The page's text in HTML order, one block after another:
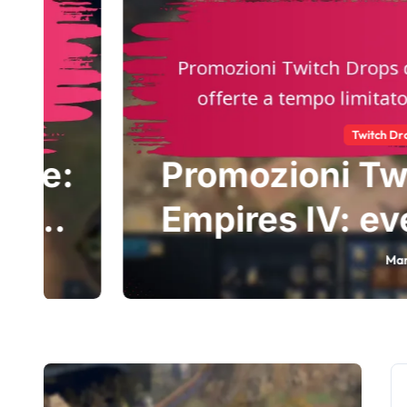
Twitch Drops per Age
Promozioni
Empires IV: eventi
a tempo limitato,
della
Marco Rossi